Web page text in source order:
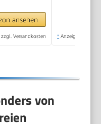
ansehen
Versandkosten * Anzeige
von